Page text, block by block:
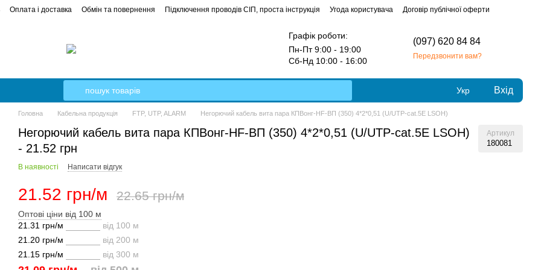
Оплата і доставка Обмін та повернення Підключення проводів СІП, проста інструкція Угода користувача
Договір публічної оферти
Графік роботи:
Пн-Пт 9:00 - 19:00
Сб-Нд 10:00 - 16:00
(097) 620 84 84
Передзвонити вам?
Укр Вхід
Головна Кабельна продукція FTP, UTP, ALARM Негорючий кабель вита пара КПВонг-HF-ВП (350) 4*2*0,51 (U/UTP-cat.5E LSOH)
Негорючий кабель вита пара КПВонг-HF-ВП (350) 4*2*0,51 (U/UTP-cat.5E LSOH)
- 21.52 грн
Артикул
180081
В наявності Написати відгук
21.52 грн/м 22.65 грн/м
Оптові ціни від 100 м
21.31 грн/м
від 100 м
21.20 грн/м
від 200 м
21.15 грн/м
від 300 м